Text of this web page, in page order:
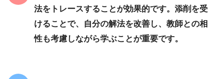
法をトレースすることが効果的です。添削を受
けることで、自分の解法を改善し、教師との相
性も考慮しながら学ぶことが重要です。